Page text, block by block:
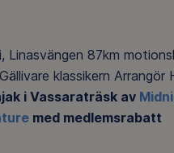
Linasvängen 87km
klassikern Arrangör
i Vassaraträsk av
med medlemsrabatt